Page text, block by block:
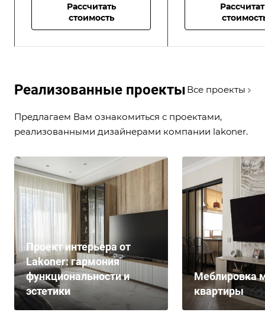
Рассчитать
стоимость
Реализованные проекты Все проекты
Предлагаем Вам ознакомиться с проектами,
реализованными дизайнерами компании lakoner.
Проект интерьера от
Lakoner: гармония
функциональности и
эстетики
Меблировка
квартиры